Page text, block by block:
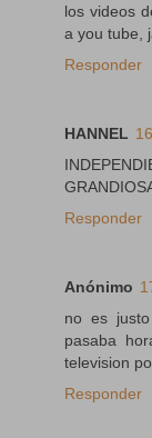
los videos
a you tube,
Responder
HANNEL
Responder
Anónimo
no es
pasaba
television
Responder